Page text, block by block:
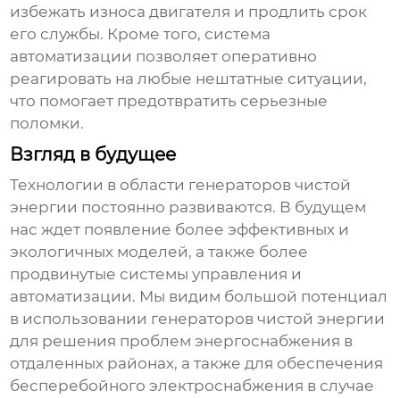
избежать износа двигателя и продлить срок
его службы. Кроме того, система
автоматизации позволяет оперативно
реагировать на любые нештатные ситуации,
что помогает предотвратить серьезные
поломки.
Взгляд в будущее
Технологии в области генераторов чистой
энергии постоянно развиваются. В будущем
нас ждет появление более эффективных и
экологичных моделей, а также более
продвинутые системы управления и
автоматизации. Мы видим большой потенциал
в использовании генераторов чистой энергии
для решения проблем энергоснабжения в
отдаленных районах, а также для обеспечения
бесперебойного электроснабжения в случае